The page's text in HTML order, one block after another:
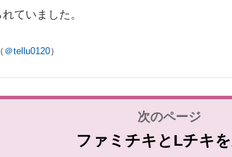
ていました。
＠tellu0120）
ファミチキとLチキ